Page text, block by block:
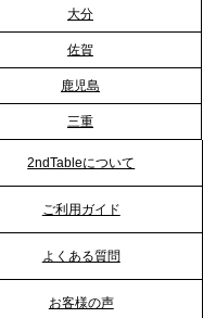
理チョコ」で悩
ータリングで“福利
を提案
2ndTable「恵方
た
大分
佐賀
鹿児島
三重
2ndTableについて
ご利用ガイド
よくある質問
お客様の声